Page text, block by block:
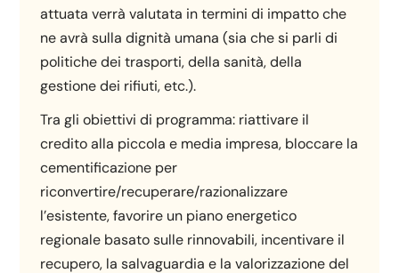
attuata verrà valutata in termini di impatto che
ne avrà sulla dignità umana (sia che si parli di
politiche dei trasporti, della sanità, della
gestione dei rifiuti, etc.).
Tra gli obiettivi di programma: riattivare il
credito alla piccola e media impresa, bloccare la
cementificazione per
riconvertire/recuperare/razionalizzare
l’esistente, favorire un piano energetico
regionale basato sulle rinnovabili, incentivare il
recupero, la salvaguardia e la valorizzazione del